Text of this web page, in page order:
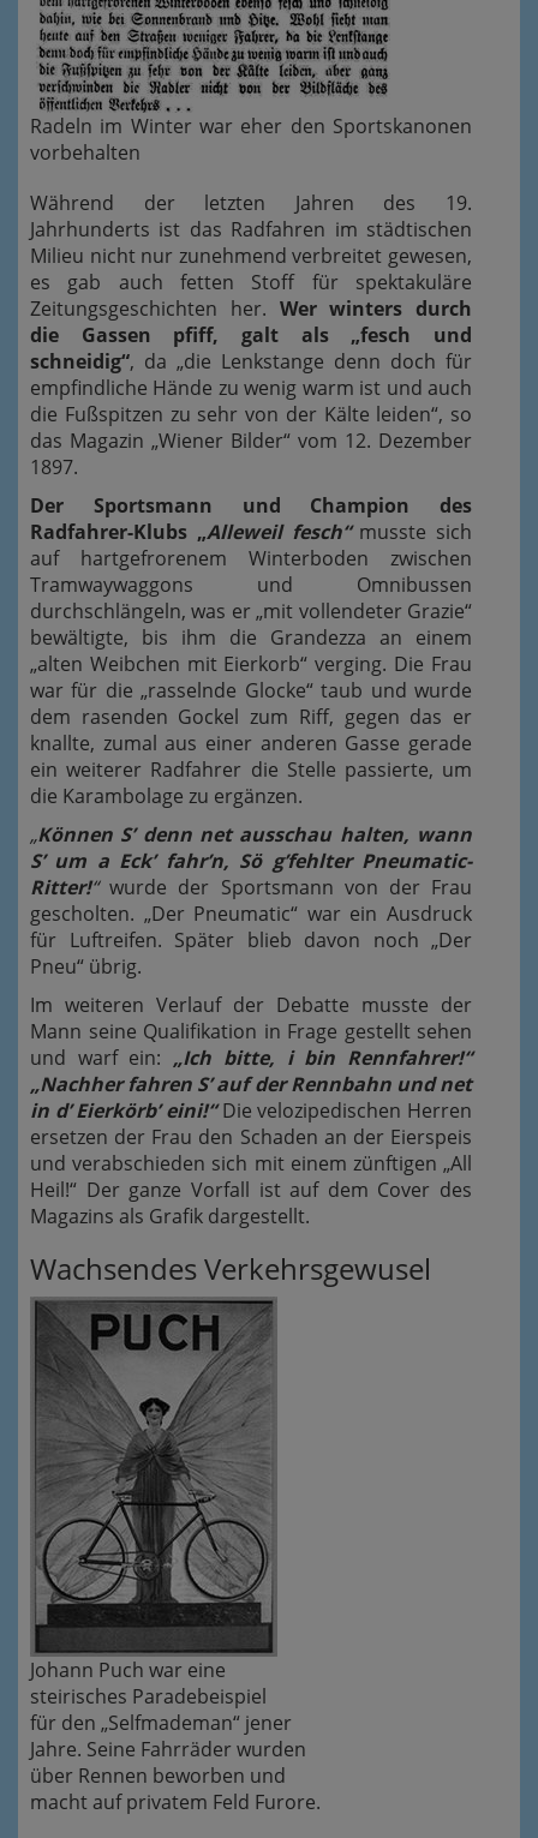
Radeln im Winter war eher den Sportskanonen
vorbehalten
Während der letzten Jahren des 19.
Jahrhunderts ist das Radfahren im städtischen
Milieu nicht nur zunehmend verbreitet gewesen,
es gab auch fetten Stoff für spektakuläre
Zeitungsgeschichten her. Wer winters durch
die Gassen pfiff, galt als „fesch und
schneidig“, da „die Lenkstange denn doch für
empfindliche Hände zu wenig warm ist und auch
die Fußspitzen zu sehr von der Kälte leiden“, so
das Magazin „Wiener Bilder“ vom 12. Dezember
1897.
Der Sportsmann und Champion des
Radfahrer-Klubs „Alleweil fesch“musste sich
auf hartgefrorenem Winterboden zwischen
Tramwaywaggons und Omnibussen
durchschlängeln, was er „mit vollendeter Grazie“
bewältigte, bis ihm die Grandezza an einem
„alten Weibchen mit Eierkorb“ verging. Die Frau
war für die „rasselnde Glocke“ taub und wurde
dem rasenden Gockel zum Riff, gegen das er
knallte, zumal aus einer anderen Gasse gerade
ein weiterer Radfahrer die Stelle passierte, um
die Karambolage zu ergänzen.
„Können S’ denn net ausschau halten, wann
S’ um a Eck’ fahr’n, Sö g’fehlter Pneumatic-
Ritter!“wurde der Sportsmann von der Frau
gescholten. „Der Pneumatic“ war ein Ausdruck
für Luftreifen. Später blieb davon noch „Der
Pneu“ übrig.
Im weiteren Verlauf der Debatte musste der
Mann seine Qualifikation in Frage gestellt sehen
und warf ein: „Ich bitte, i bin Rennfahrer!“
„Nachher fahren S’ auf der Rennbahn und net
in d’ Eierkörb’ eini!“Die velozipedischen Herren
ersetzen der Frau den Schaden an der Eierspeis
und verabschieden sich mit einem zünftigen „All
Heil!“ Der ganze Vorfall ist auf dem Cover des
Magazins als Grafik dargestellt.
Wachsendes Verkehrsgewusel
Johann Puch war eine
steirisches Paradebeispiel
für den „Selfmademan“ jener
Jahre. Seine Fahrräder wurden
über Rennen beworben und
macht auf privatem Feld Furore.